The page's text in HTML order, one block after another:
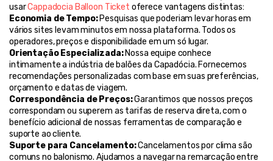
usar Cappadocia Balloon Ticket oferece vantagens distintas:
Economia de Tempo: Pesquisas que poderiam levar horas em
vários sites levam minutos em nossa plataforma. Todos os
operadores, preços e disponibilidade em um só lugar.
Orientação Especializada: Nossa equipe conhece
intimamente a indústria de balões da Capadócia. Fornecemos
recomendações personalizadas com base em suas preferências,
orçamento e datas de viagem.
Correspondência de Preços: Garantimos que nossos preços
correspondam ou superem as tarifas de reserva direta, com o
benefício adicional de nossas ferramentas de comparação e
suporte ao cliente.
Suporte para Cancelamento: Cancelamentos por clima são
comuns no balonismo. Ajudamos a navegar na remarcação entre